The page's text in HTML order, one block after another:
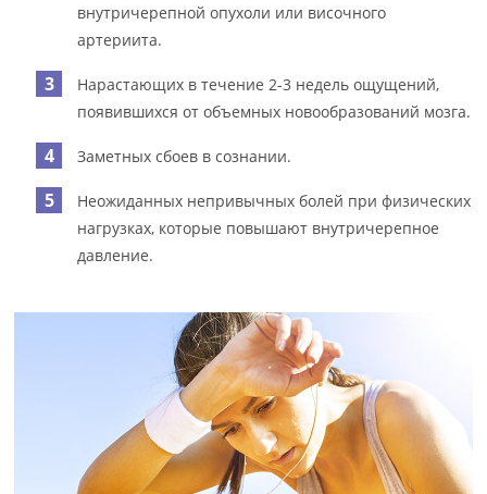
внутричерепной опухоли или височного
артериита.
Нарастающих в течение 2-3 недель ощущений,
появившихся от объемных новообразований мозга.
Заметных сбоев в сознании.
Неожиданных непривычных болей при физических
нагрузках, которые повышают внутричерепное
давление.